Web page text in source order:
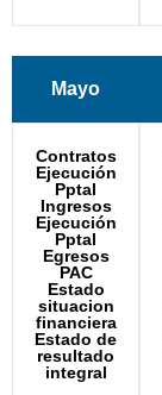
Mayo
Contratos
Ejecución
Pptal
Ingresos
Ejecución
Pptal
Egresos
PAC
Estado
situacion
financiera
Estado de
resultado
integral